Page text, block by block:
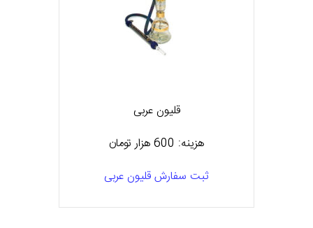
قلیون عربی
هزینه: 600 هزار تومان
ثبت سفارش قلیون عربی